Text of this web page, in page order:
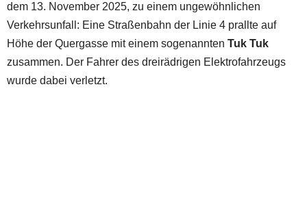
dem 13. November 2025, zu einem ungewöhnlichen
Verkehrsunfall: Eine Straßenbahn der Linie 4 prallte auf
Höhe der Quergasse mit einem sogenannten Tuk Tuk
zusammen. Der Fahrer des dreirädrigen Elektrofahrzeugs
wurde dabei verletzt.